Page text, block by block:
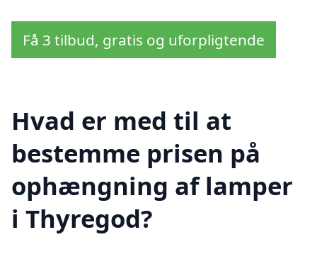
Få 3 tilbud, gratis og uforpligtende
Hvad er med til at
bestemme prisen på
ophængning af lamper
i Thyregod?